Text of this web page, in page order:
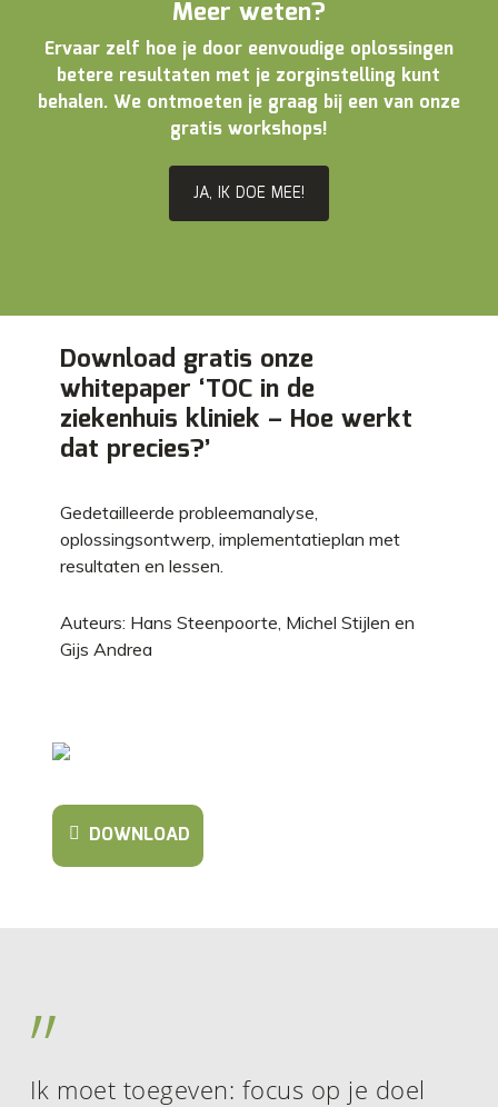
Meer weten?
Ervaar zelf hoe je door eenvoudige oplossingen
betere resultaten met je zorginstelling kunt
behalen. We ontmoeten je graag bij een van onze
gratis workshops!
JA, IK DOE MEE!
Download gratis onze
whitepaper ‘TOC in de
ziekenhuis kliniek – Hoe werkt
dat precies?’
Gedetailleerde probleemanalyse,
oplossingsontwerp, implementatieplan met
resultaten en lessen.
Auteurs: Hans Steenpoorte, Michel Stijlen en
Gijs Andrea
DOWNLOAD
”
Ik moet toegeven: focus op je doel